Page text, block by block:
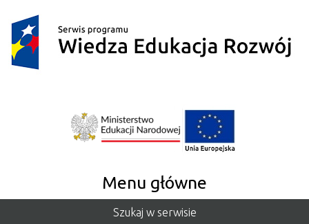
Menu główne
Szukaj w serwisie